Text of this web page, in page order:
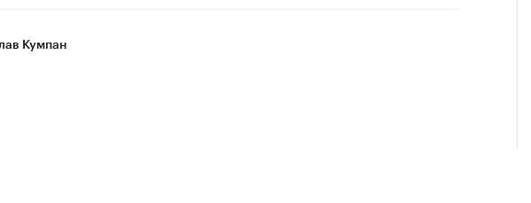
Кумпан